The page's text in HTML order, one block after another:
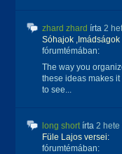
zhard zhard írta 2
Sóhajok ,Imádságok
fórumtémában:
The way you
these ideas makes it
to see...
long shortírta 2 hete
Füle Lajos versei:
fórumtémában: